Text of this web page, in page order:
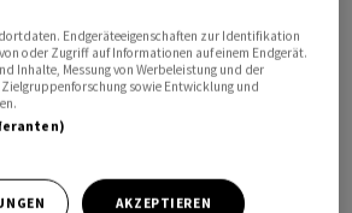
11'383 Cybertruck-Fahrzeuge
in der Ladefläche des Pick-
nicht ordnungsgemäss befestigt sei
die Autofahrer darstellen könnte.
Tesla Cybertrucks wegen
Ende vergangenen Jahres
Endgeräteeigenschaften zur Identifikation
oder Zugriff auf Informationen auf einem Endgerät.
Inhalte, Messung von Werbeleistung und der
sowie Entwicklung und
AKZEPTIEREN